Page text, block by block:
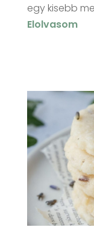
egy kisebb
Elolvasom